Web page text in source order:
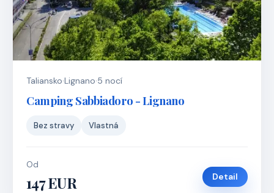
Taliansko·Lignano·5 nocí
Camping Sabbiadoro - Lignano
Bez stravy Vlastná
Od
147 EUR Detail